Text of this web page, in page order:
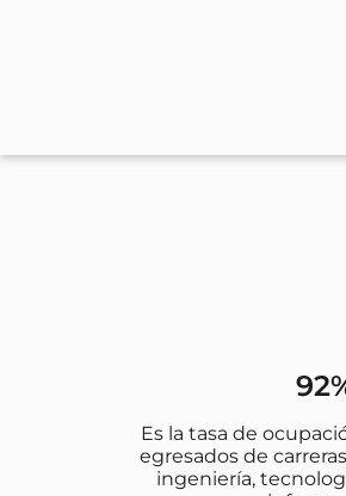
Es la tasa de
egresados de
ingeniería,